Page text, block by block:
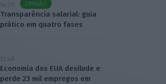
14:00 OPINIÃO
Transparência salarial: guia
prático em quatro fases
13:48
Economia dos EUA desilude e
perde 23 mil empregos em